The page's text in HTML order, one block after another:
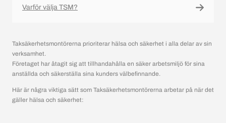
Varför välja TSM?
Taksäkerhetsmontörerna prioriterar hälsa och säkerhet i alla delar av sin
verksamhet.
Företaget har åtagit sig att tillhandahålla en säker arbetsmiljö för sina
anställda och säkerställa sina kunders välbefinnande.
Här är några viktiga sätt som Taksäkerhetsmontörerna arbetar på när det
gäller hälsa och säkerhet: